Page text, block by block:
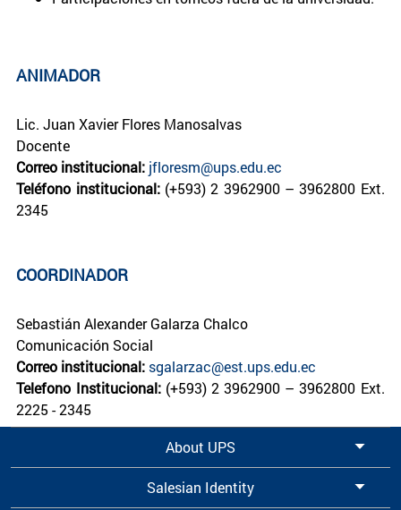
ANIMADOR
Lic. Juan Xavier Flores Manosalvas
Docente
Correo institucional: jfloresm@ups.edu.ec
Teléfono institucional:(+593) 2 3962900 – 3962800 Ext.
2345
COORDINADOR
Sebastián Alexander Galarza Chalco
Comunicación Social
Correo institucional: sgalarzac@est.ups.edu.ec
Telefono Institucional:(+593) 2 3962900 – 3962800 Ext.
2225 - 2345
About UPS
Salesian Identity